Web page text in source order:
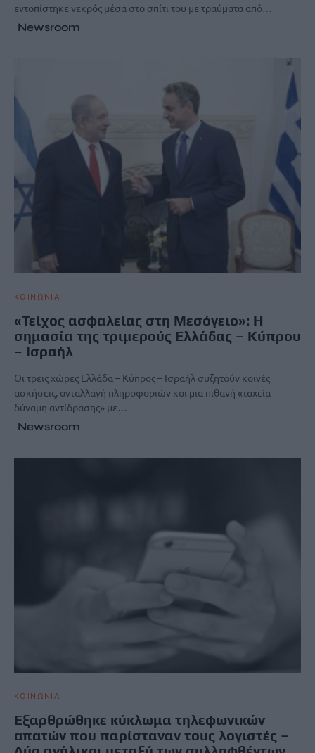
εντοπίστηκε νεκρός μέσα στο σπίτι του με τραύματα από…
Newsroom
ΚΟΙΝΩΝΙΑ
«Τείχος ασφαλείας στη Μεσόγειο»: Η
σημασία της τριμερούς Ελλάδας – Κύπρου
– Ισραήλ
Οι τρεις χώρες Ελλάδα – Κύπρος – Ισραήλ συζητούν κοινές
ασκήσεις, ανταλλαγή πληροφοριών και μια πιθανή «ταχεία
δύναμη αντίδρασης» με…
Newsroom
ΚΟΙΝΩΝΙΑ
Εξαρθρώθηκε κύκλωμα τηλεφωνικών
απατών που παρίσταναν τους λογιστές –